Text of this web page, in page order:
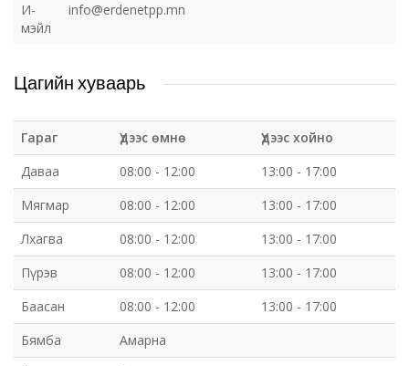
И-
мэйл
info@erdenetpp.mn
Цагийн хуваарь
Гараг Үдээс өмнө
Үдээс хойно
Даваа
08:00 - 12:00
13:00 - 17:00
Мягмар
08:00 - 12:00
13:00 - 17:00
Лхагва
08:00 - 12:00
13:00 - 17:00
Пүрэв
08:00 - 12:00
13:00 - 17:00
Баасан
08:00 - 12:00
13:00 - 17:00
Бямба
Амарна